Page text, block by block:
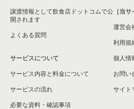
譲渡情報として飲食店ドットコムで公
開されます
よくある質問
サービスについて
サービス内容と料金について
サービスの流れ
必要な資料・確認事項
［当
運営会
利用規
個人情
お問い
サイト